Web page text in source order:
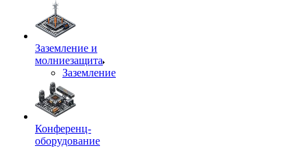
Заземление и
молниезащита
Заземление
Конференц-
оборудование